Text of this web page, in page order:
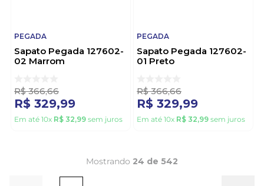
PEGADA
Sapato Pegada 127602-
02 Marrom
R$ 366,66
R$ 329,99
Em até 10x R$ 32,99 sem juros
PEGADA
Sapato Pegada 127602-
01 Preto
R$ 366,66
R$ 329,99
Em até 10x R$ 32,99 sem juros
Mostrando 24 de 542